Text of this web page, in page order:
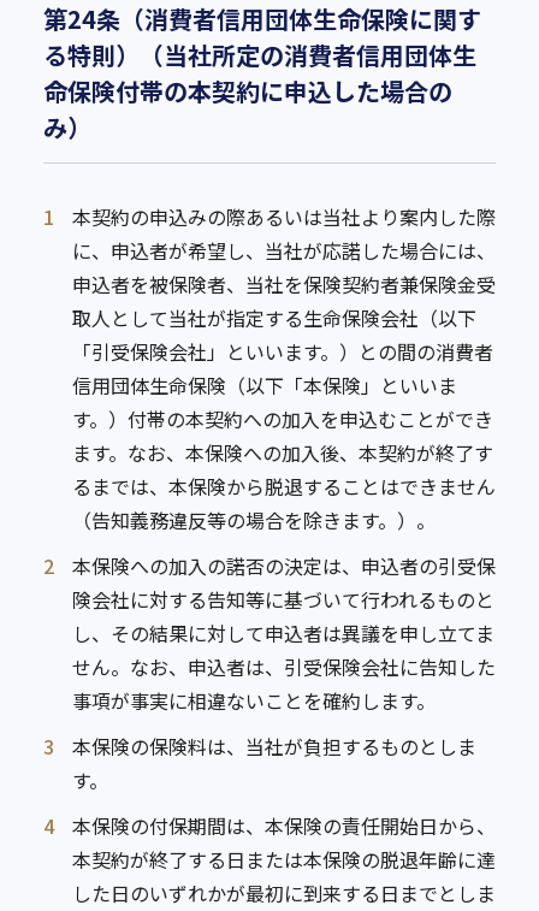
第24条（消費者信用団体生命保険に関す
る特則）（当社所定の消費者信用団体生
命保険付帯の本契約に申込した場合の
み）
1
本契約の申込みの際あるいは当社より案内した際
に、申込者が希望し、当社が応諾した場合には、
申込者を被保険者、当社を保険契約者兼保険金受
取人として当社が指定する生命保険会社（以下
「引受保険会社」といいます。）との間の消費者
信用団体生命保険（以下「本保険」といいま
す。）付帯の本契約への加入を申込むことができ
ます。なお、本保険への加入後、本契約が終了す
るまでは、本保険から脱退することはできません
（告知義務違反等の場合を除きます。）。
2
本保険への加入の諾否の決定は、申込者の引受保
険会社に対する告知等に基づいて行われるものと
し、その結果に対して申込者は異議を申し立てま
せん。なお、申込者は、引受保険会社に告知した
事項が事実に相違ないことを確約します。
3
本保険の保険料は、当社が負担するものとしま
す。
4
本保険の付保期間は、本保険の責任開始日から、
本契約が終了する日または本保険の脱退年齢に達
した日のいずれかが最初に到来する日までとしま